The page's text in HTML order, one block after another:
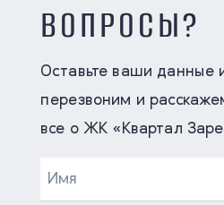
ВОПРОСЫ?
Оставьте ваши данные
перезвоним и
все о ЖК «Квартал